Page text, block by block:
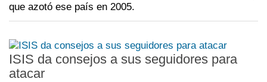
que azotó ese país en 2005.
ISIS da consejos a sus seguidores para
atacar